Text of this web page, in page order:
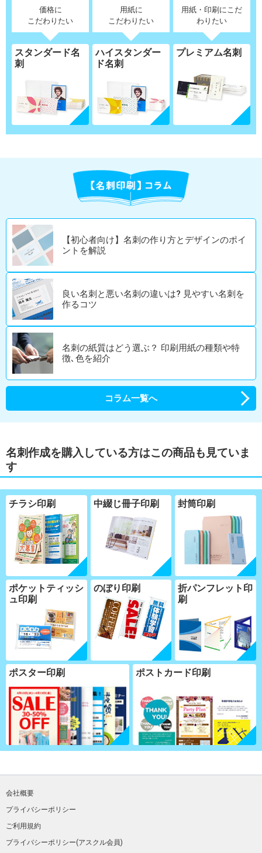
価格に
こだわりたい
スタンダード名
刺
用紙に
こだわりたい
ハイスタンダー
ド名刺
用紙・印刷にこだ
わりたい
プレミアム名刺
【初心者向け】名刺の作り方とデザインのポイ
ントを解説
良い名刺と悪い名刺の違いは? 見やすい名刺を
作るコツ
名刺の紙質はどう選ぶ？ 印刷用紙の種類や特
徴､色を紹介
コラム一覧へ
名刺作成を購入している方はこの商品も見ていま
す
チラシ印刷 中綴じ冊子印刷 封筒印刷
ポケットティッシ
ュ印刷
のぼり印刷
折パンフレット印
刷
ポスター印刷 ポストカード印刷
会社概要
プライバシーポリシー
ご利用規約
プライバシーポリシー(アスクル会員)